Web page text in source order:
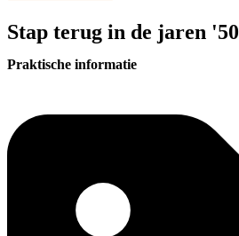
Stap terug in de jaren '50
Praktische informatie